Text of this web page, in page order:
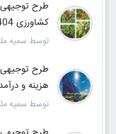
طرح توجیهی
کشاورزی 1404
توسط سمیه
هزینه و درآمد
توسط سمیه